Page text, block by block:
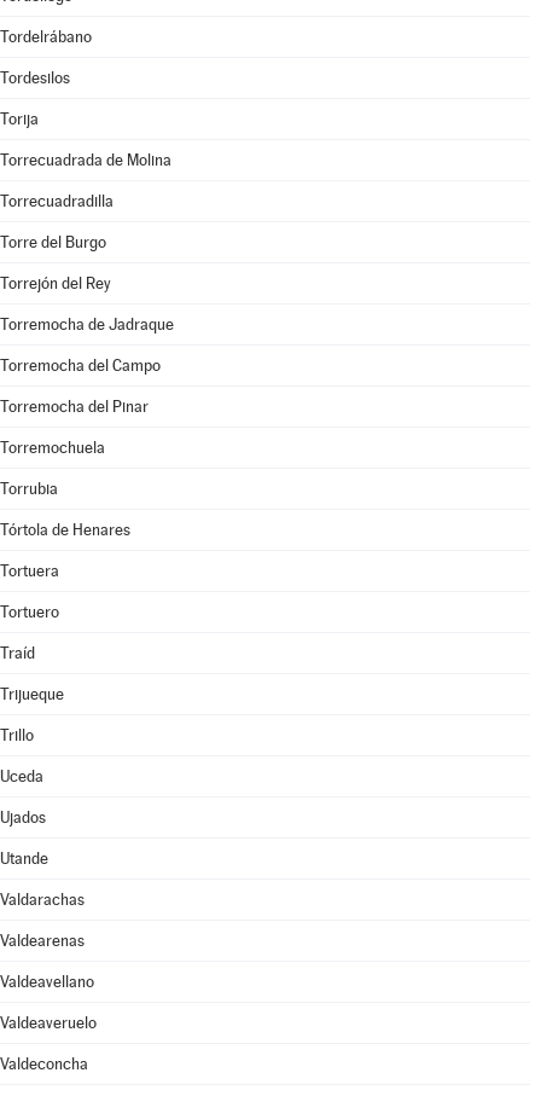
Tordelrábano
Tordesilos
Torija
Torrecuadrada de Molina
Torrecuadradilla
Torre del Burgo
Torrejón del Rey
Torremocha de Jadraque
Torremocha del Campo
Torremocha del Pinar
Torremochuela
Torrubia
Tórtola de Henares
Tortuera
Tortuero
Traíd
Trijueque
Trillo
Uceda
Ujados
Utande
Valdarachas
Valdearenas
Valdeavellano
Valdeaveruelo
Valdeconcha